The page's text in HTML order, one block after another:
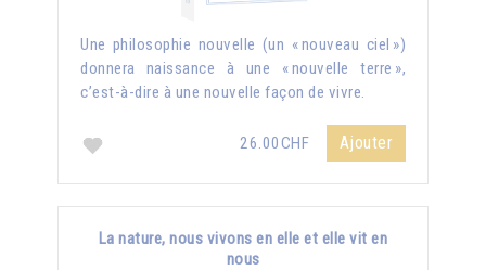
Une philosophie nouvelle (un « nouveau ciel »)
donnera naissance à une « nouvelle terre »,
c’est-à-dire à une nouvelle façon de vivre.
26.00CHF Ajouter
La nature, nous vivons en elle et elle vit en
nous